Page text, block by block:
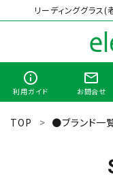
リーディンググラ
info_outline
利用ガイド
mail_outline
お問合せ
TOP ●ブランド一